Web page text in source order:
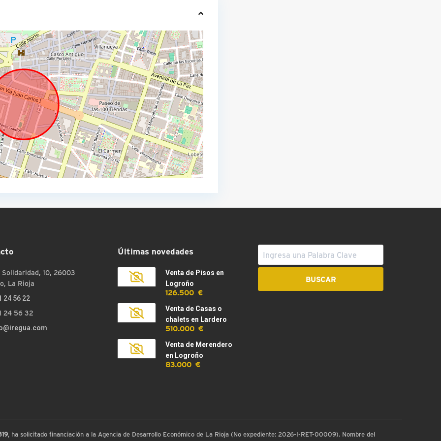
Solidaridad, 10, 26003
La Rioja
24 56 22
24 56 32
Últimas novedades
Venta de Pisos en
Logroño
126.500 €
Venta de Casas o
chalets en Lardero
510.000 €
Venta de Merendero
en Logroño
83.000 €
, ha solicitado financiación a la Agencia de Desarrollo Económico de La Rioja (No expediente: 2026-I-RET-00009). Nombre del